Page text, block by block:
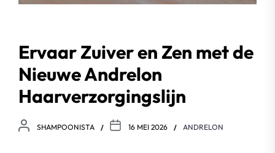
Ervaar Zuiver en Zen met de
Nieuwe Andrelon
Haarverzorgingslijn
SHAMPOONISTA 16 MEI 2026 ANDRELON